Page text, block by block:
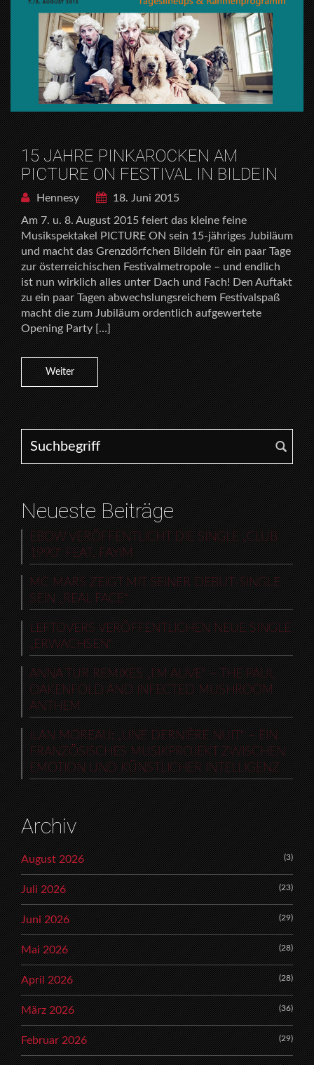
15 JAHRE PINKAROCKEN AM
PICTURE ON FESTIVAL IN BILDEIN
Hennesy
18. Juni 2015
Am 7. u. 8. August 2015 feiert das kleine feine
Musikspektakel PICTURE ON sein 15-jähriges Jubiläum
und macht das Grenzdörfchen Bildein für ein paar Tage
zur österreichischen Festivalmetropole – und endlich
ist nun wirklich alles unter Dach und Fach! Den Auftakt
zu ein paar Tagen abwechslungsreichem Festivalspaß
macht die zum Jubiläum ordentlich aufgewertete
Opening Party […]
Weiter
Search for:
Neueste Beiträge
EBOW VERÖFFENTLICHT DIE SINGLE „CLUB
1990“ FEAT. FAYIM
MC MARS ZEIGT MIT SEINER DEBUT-SINGLE
SEIN „REAL FACE“
LEFTOVERS VERÖFFENTLICHEN NEUE SINGLE
„ERWACHSEN“
ANNA TUR REMIXES „I’M ALIVE“ – THE PAUL
OAKENFOLD AND INFECTED MUSHROOM
ANTHEM
ILAN MOREAU: „UNE DERNIÈRE NUIT“ – EIN
FRANZÖSISCHES MUSIKPROJEKT ZWISCHEN
EMOTION UND KÜNSTLICHER INTELLIGENZ
Archiv
August 2026 (3)
Juli 2026 (23)
Juni 2026 (29)
Mai 2026 (28)
April 2026 (28)
März 2026 (36)
Februar 2026 (29)